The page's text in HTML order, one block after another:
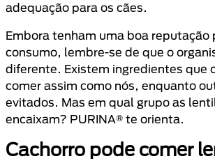
adequação para os cães.
Embora tenham uma boa reputação
consumo, lembre-se de que o
diferente. Existem ingredientes que
comer assim como nós, enquanto
evitados. Mas em qual grupo as
encaixam? PURINA® te orienta.
Cachorro pode comer